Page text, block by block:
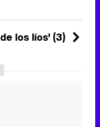
los líos' (3)